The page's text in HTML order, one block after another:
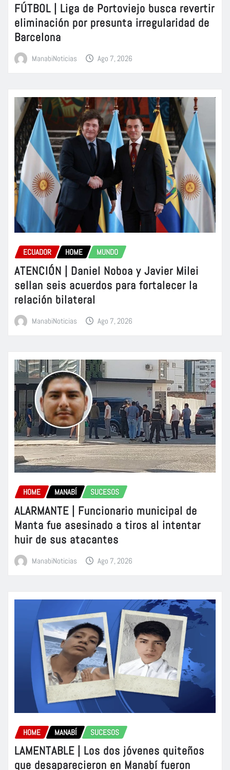
FÚTBOL | Liga de Portoviejo busca revertir
eliminación por presunta irregularidad de
Barcelona
ManabiNoticias Ago 7, 2026
ECUADOR HOME MUNDO
ATENCIÓN | Daniel Noboa y Javier Milei
sellan seis acuerdos para fortalecer la
relación bilateral
ManabiNoticias Ago 7, 2026
HOME MANABÍ SUCESOS
ALARMANTE | Funcionario municipal de
Manta fue asesinado a tiros al intentar
huir de sus atacantes
ManabiNoticias Ago 7, 2026
HOME MANABÍ SUCESOS
LAMENTABLE | Los dos jóvenes quiteños
que desaparecieron en Manabí fueron